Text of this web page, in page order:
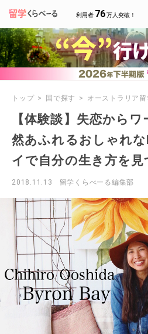
利用者 76万人突破！
トップ 国で探す オーストラリア留
【体験談】失恋から
然あふれるおしゃれ
イで自分の生き方を見
2018.11.13 留学くらべーる編集部